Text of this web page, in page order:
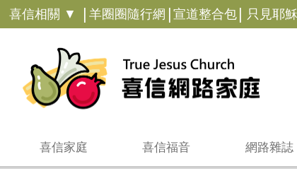
喜信相關 ▼ | 羊圈圈隨行網 | 宣道整合包 | 只見耶穌
喜信家庭 喜信福音 網路雜誌